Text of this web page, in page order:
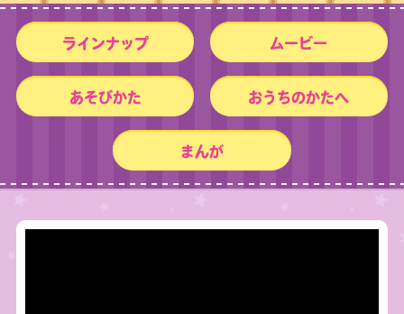
ラインナップ ムービー
あそびかた おうちのかたへ
まんが